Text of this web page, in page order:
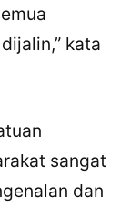
kata
sangat
dan